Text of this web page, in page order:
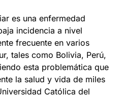
es una enfermedad
incidencia a nivel
frecuente en varios
tales como Bolivia, Perú,
esta problemática que
la salud y vida de miles
Católica del